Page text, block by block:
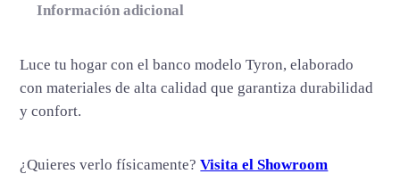
d
Información adicional
Luce tu hogar con el banco modelo Tyron, elaborado
con materiales de alta calidad que garantiza durabilidad
y confort.
¿Quieres verlo físicamente?Visita el Showroom